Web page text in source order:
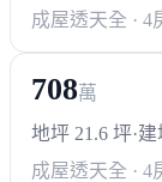
成屋透天全 · 4
708萬
地坪 21.6 坪·建
成屋透天全 · 4